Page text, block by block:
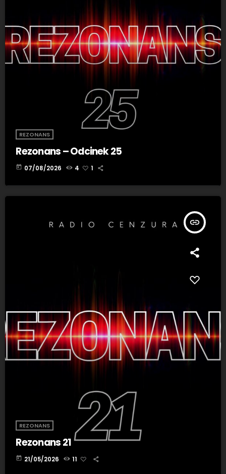
REZONANS
Rezonans – Odcinek 25
today 07/08/2026 4 1
insert_link
REZONANS
Rezonans 21
today 21/05/2026 11